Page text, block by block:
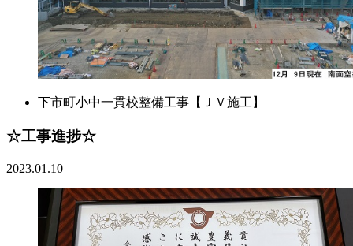
下市町小中一貫校整備工事【ＪＶ施工】
☆工事進捗☆
2023.01.10